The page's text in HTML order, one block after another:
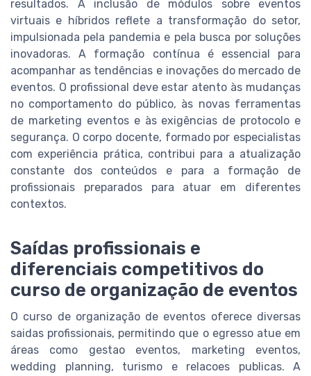
resultados. A inclusão de módulos sobre eventos
virtuais e híbridos reflete a transformação do setor,
impulsionada pela pandemia e pela busca por soluções
inovadoras. A formação contínua é essencial para
acompanhar as tendências e inovações do mercado de
eventos. O profissional deve estar atento às mudanças
no comportamento do público, às novas ferramentas
de marketing eventos e às exigências de protocolo e
segurança. O corpo docente, formado por especialistas
com experiência prática, contribui para a atualização
constante dos conteúdos e para a formação de
profissionais preparados para atuar em diferentes
contextos.
Saídas profissionais e
diferenciais competitivos do
curso de organização de eventos
O curso de organização de eventos oferece diversas
saidas profissionais, permitindo que o egresso atue em
áreas como gestao eventos, marketing eventos,
wedding planning, turismo e relacoes publicas. A